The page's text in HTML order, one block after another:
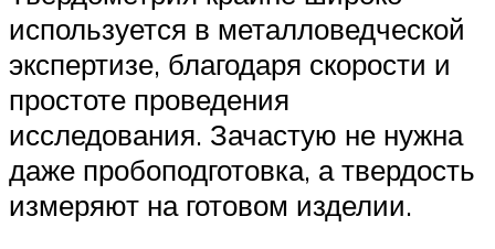
используется в металловедческой
экспертизе, благодаря скорости и
простоте проведения
исследования. Зачастую не нужна
даже пробоподготовка, а твердость
измеряют на готовом изделии.